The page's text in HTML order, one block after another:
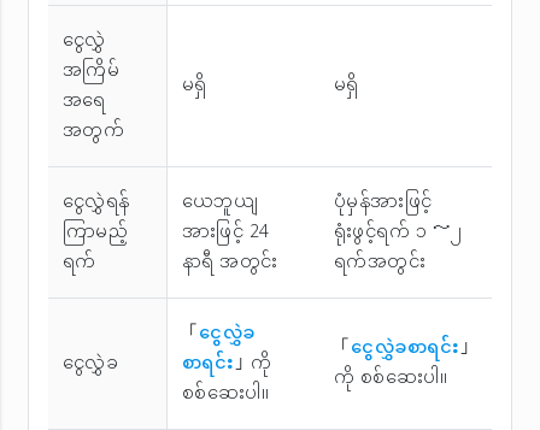
ငွေလွှဲ
အကြိမ်
အ‌ရေ
အတွက်
မရှိ မရှိ
ငွေလွှဲရန်
ကြာမည့်
ရက်
ယေဘူယျ
အားဖြင့် 24
နာရီ အတွင်း
ပုံမှန်အားဖြင့်
ရုံးဖွင့်ရက် ၁ ～၂
ရက်အတွင်း
ငွေလွှဲခ
「ငွေလွှဲခ
စာရင်း」ကို
စစ်ဆေးပါ။
「ငွေလွှဲခစာရင်း」
ကို စစ်ဆေးပါ။